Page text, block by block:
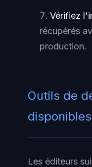
Vérifiez
récupérés
production.
Outils de
Les éditeurs